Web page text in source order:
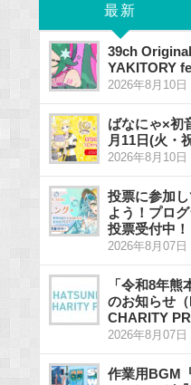
最新
39ch
YAKITORY
2026年8月10日
ばなにゃ×
月11日(火・
2026年8月10日
投票に参加
よう！プロ
投票受付中！
2026年8月07日
「令和8年
のお知らせ
CHARITY
2026年8月07日
作業用BGM